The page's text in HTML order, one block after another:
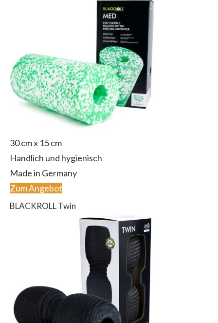
30 cm x 15 cm
Handlich und hygienisch
Made in Germany
Zum Angebot
BLACKROLL Twin